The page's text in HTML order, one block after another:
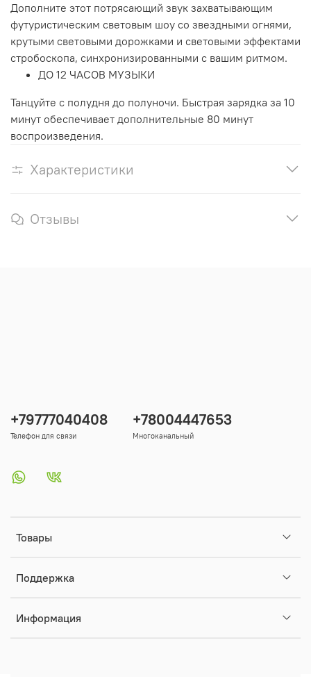
Дополните этот потрясающий звук захватывающим
футуристическим световым шоу со звездными огнями,
крутыми световыми дорожками и световыми эффектами
стробоскопа, синхронизированными с вашим ритмом.
ДО 12 ЧАСОВ МУЗЫКИ
Танцуйте с полудня до полуночи. Быстрая зарядка за 10
минут обеспечивает дополнительные 80 минут
воспроизведения.
Характеристики
Отзывы
Товары
Поддержка
Информация
+79777040408
Телефон для связи
+78004447653
Многоканальный